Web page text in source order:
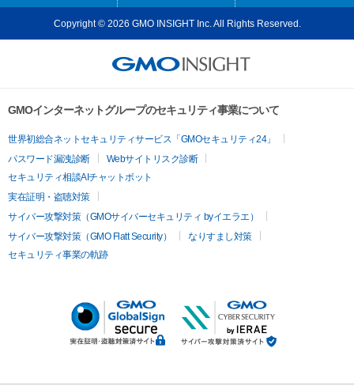
Copyright © 2026 GMO INSIGHT Inc. All Rights Reserved.
GMOインターネットグループのセキュリティ事業について
世界初総合ネットセキュリティサービス「GMOセキュリティ24」
パスワード漏洩診断
Webサイトリスク診断
セキュリティ相談AIチャットボット
実在証明・盗聴対策
サイバー攻撃対策（GMOサイバーセキュリティ byイエラエ）
サイバー攻撃対策（GMO Flatt Security）
なりすまし対策
セキュリティ事業の軌跡